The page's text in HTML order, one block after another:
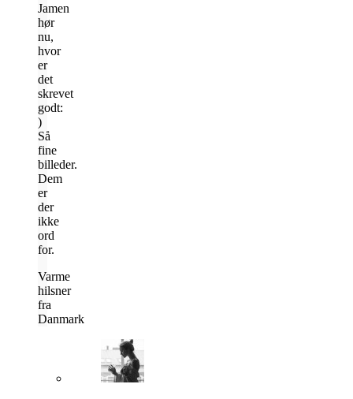
Jamen
hør
nu,
hvor
er
det
skrevet
godt:
)
Så
fine
billeder.
Dem
er
der
ikke
ord
for.
Varme
hilsner
fra
Danmark